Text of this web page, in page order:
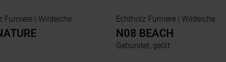
Echtholz Furniere | Wildeiche Echtholz Furniere | Wildeiche
N08 BEACH
Gebürstet, geölt